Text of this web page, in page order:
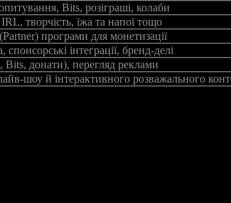
Bits, розіграші, колаби
творчість, їжа та напої тощо
програми для монетизації
інтеграції, бренд‑делі
Bits, донати), перегляд реклами
й інтерактивного розважального